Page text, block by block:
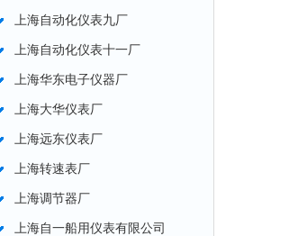
上海自动化仪表九厂
上海自动化仪表十一厂
上海华东电子仪器厂
上海大华仪表厂
上海远东仪表厂
上海转速表厂
上海调节器厂
上海自一船用仪表有限公司